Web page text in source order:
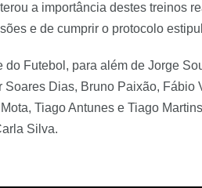
a importância destes treinos
e de cumprir o protocolo
do Futebol, para além de Jorge
Soares Dias, Bruno Paixão,
Tiago Antunes e Tiago
Silva.